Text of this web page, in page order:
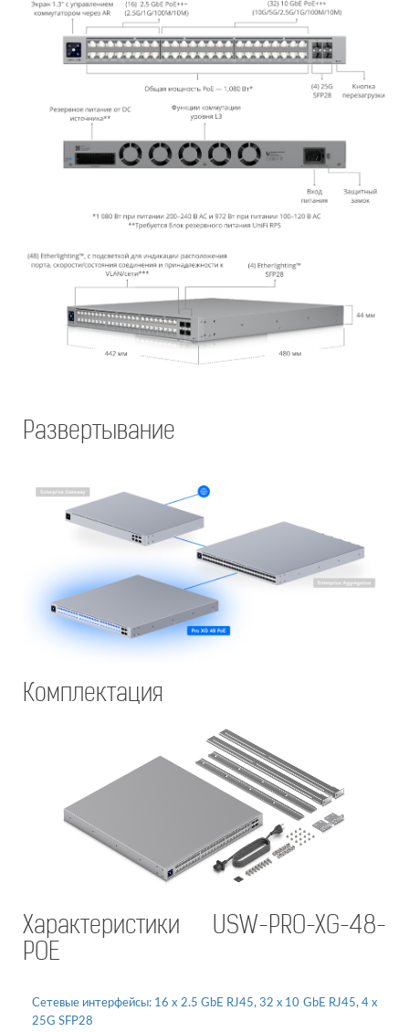
Развертывание
Комплектация
Характеристики USW-PRO-XG-48-
POE
Сетевые интерфейсы: 16 x 2.5 GbE RJ45, 32 x 10 GbE RJ45, 4 x
25G SFP28